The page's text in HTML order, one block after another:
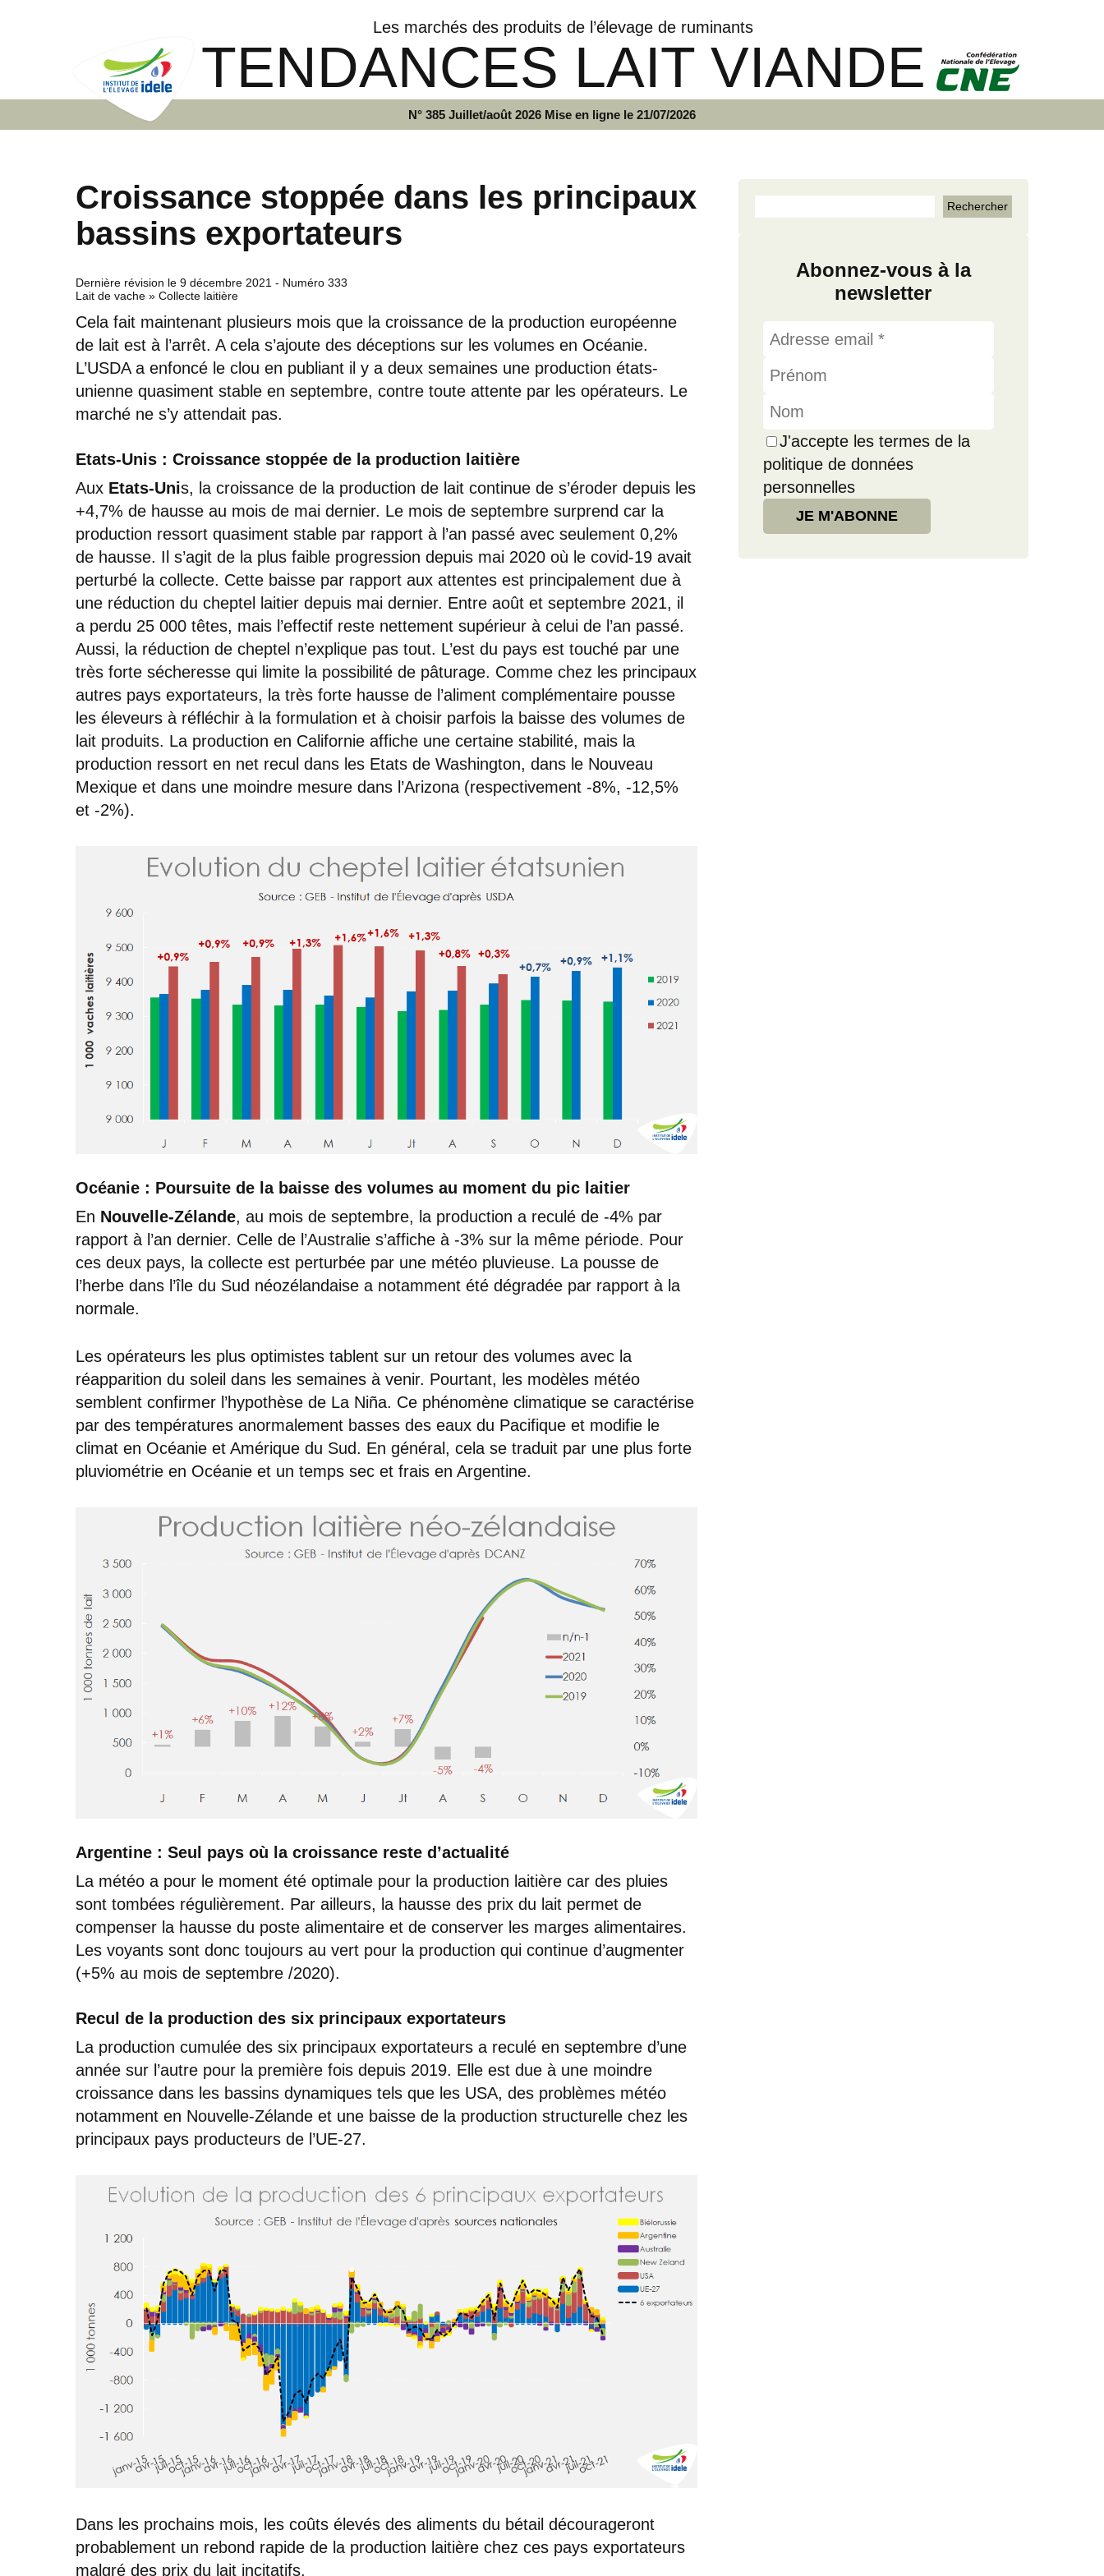
Les marchés des produits de l’élevage de ruminants
TENDANCES LAIT VIANDE
N° 385 Juillet/août 2026 Mise en ligne le 21/07/2026
Croissance stoppée dans les principaux
bassins exportateurs
Dernière révision le 9 décembre 2021 - Numéro 333
Lait de vache » Collecte laitière
Cela fait maintenant plusieurs mois que la croissance de la production européenne
de lait est à l’arrêt. A cela s’ajoute des déceptions sur les volumes en Océanie.
L’USDA a enfoncé le clou en publiant il y a deux semaines une production états-
unienne quasiment stable en septembre, contre toute attente par les opérateurs. Le
marché ne s’y attendait pas.
Etats-Unis : Croissance stoppée de la production laitière
Aux Etats-Unis, la croissance de la production de lait continue de s’éroder depuis les
+4,7% de hausse au mois de mai dernier. Le mois de septembre surprend car la
production ressort quasiment stable par rapport à l’an passé avec seulement 0,2%
de hausse. Il s’agit de la plus faible progression depuis mai 2020 où le covid-19 avait
perturbé la collecte. Cette baisse par rapport aux attentes est principalement due à
une réduction du cheptel laitier depuis mai dernier. Entre août et septembre 2021, il
a perdu 25 000 têtes, mais l’effectif reste nettement supérieur à celui de l’an passé.
Aussi, la réduction de cheptel n’explique pas tout. L’est du pays est touché par une
très forte sécheresse qui limite la possibilité de pâturage. Comme chez les principaux
autres pays exportateurs, la très forte hausse de l’aliment complémentaire pousse
les éleveurs à réfléchir à la formulation et à choisir parfois la baisse des volumes de
lait produits. La production en Californie affiche une certaine stabilité, mais la
production ressort en net recul dans les Etats de Washington, dans le Nouveau
Mexique et dans une moindre mesure dans l’Arizona (respectivement -8%, -12,5%
et -2%).
Océanie : Poursuite de la baisse des volumes au moment du pic laitier
En Nouvelle-Zélande, au mois de septembre, la production a reculé de -4% par
rapport à l’an dernier. Celle de l’Australie s’affiche à -3% sur la même période. Pour
ces deux pays, la collecte est perturbée par une météo pluvieuse. La pousse de
l’herbe dans l’île du Sud néozélandaise a notamment été dégradée par rapport à la
normale.
Les opérateurs les plus optimistes tablent sur un retour des volumes avec la
réapparition du soleil dans les semaines à venir. Pourtant, les modèles météo
semblent confirmer l’hypothèse de La Niña. Ce phénomène climatique se caractérise
par des températures anormalement basses des eaux du Pacifique et modifie le
climat en Océanie et Amérique du Sud. En général, cela se traduit par une plus forte
pluviométrie en Océanie et un temps sec et frais en Argentine.
Argentine : Seul pays où la croissance reste d’actualité
La météo a pour le moment été optimale pour la production laitière car des pluies
sont tombées régulièrement. Par ailleurs, la hausse des prix du lait permet de
compenser la hausse du poste alimentaire et de conserver les marges alimentaires.
Les voyants sont donc toujours au vert pour la production qui continue d’augmenter
(+5% au mois de septembre /2020).
Recul de la production des six principaux exportateurs
La production cumulée des six principaux exportateurs a reculé en septembre d’une
année sur l’autre pour la première fois depuis 2019. Elle est due à une moindre
croissance dans les bassins dynamiques tels que les USA, des problèmes météo
notamment en Nouvelle-Zélande et une baisse de la production structurelle chez les
principaux pays producteurs de l’UE-27.
Dans les prochains mois, les coûts élevés des aliments du bétail décourageront
probablement un rebond rapide de la production laitière chez ces pays exportateurs
malgré des prix du lait incitatifs.
Abonnez-vous à la
newsletter
J'accepte les termes de la
politique de données
personnelles